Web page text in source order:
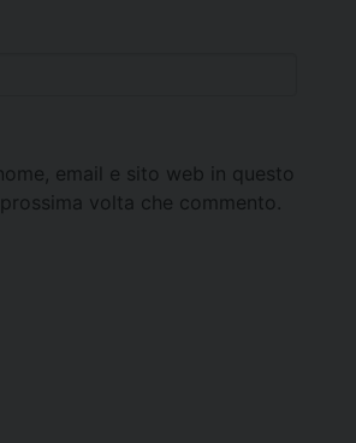
email e sito web in questo
volta che commento.